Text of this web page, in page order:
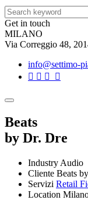
Get in touch
MILANO
Via Correggio 48,
info@settimo-
Beats
by Dr. Dre
Industry Audio
Cliente Beats
Servizi Retail
Location